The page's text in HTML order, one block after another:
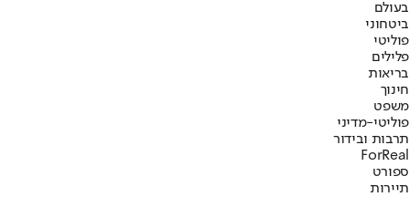
בעולם
ביטחוני
פוליטי
פלילים
בריאות
חינוך
משפט
פוליטי-מדיני
תרבות ובידור
ForReal
ספורט
תיירות